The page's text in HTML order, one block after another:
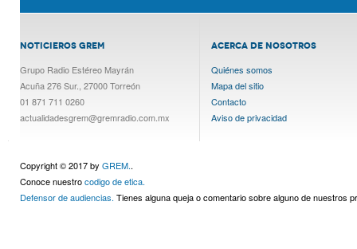
NOTICIEROS GREM
Grupo Radio Estéreo Mayrán
Acuña 276 Sur., 27000 Torreón
01 871 711 0260
actualidadesgrem@gremradio.com.mx
ACERCA DE NOSOTROS
Quiénes somos
Mapa del sitio
Contacto
Aviso de privacidad
Copyright © 2017 by GREM..
Conoce nuestrocodigo de etica.
Defensor de audiencias. Tienes alguna queja o comentario sobre alguno de nuestros